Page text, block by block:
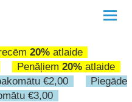
20%atlaide
Penāļiem 20% atlaide
€2,00
Piegāde
€3,00